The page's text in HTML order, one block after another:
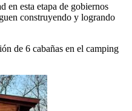
en esta etapa de gobiernos
construyendo y logrando
de 6 cabañas en el camping